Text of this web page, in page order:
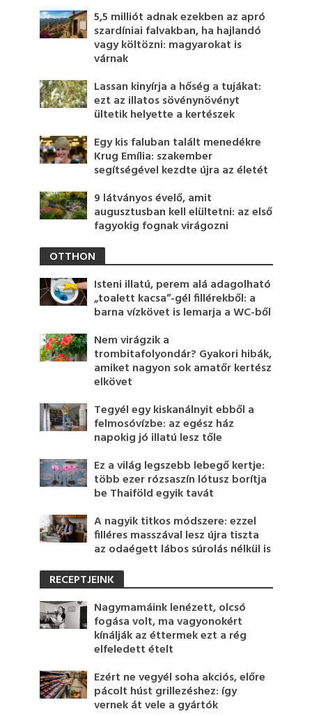
5,5 milliót adnak ezekben az apró
szardíniai falvakban, ha hajlandó
vagy költözni: magyarokat is
várnak
Lassan kinyírja a hőség a tujákat:
ezt az illatos sövénynövényt
ültetik helyette a kertészek
Egy kis faluban talált menedékre
Krug Emília: szakember
segítségével kezdte újra az életét
9 látványos évelő, amit
augusztusban kell elültetni: az első
fagyokig fognak virágozni
OTTHON
Isteni illatú, perem alá adagolható
„toalett kacsa”-gél fillérekből: a
barna vízkövet is lemarja a WC-ből
Nem virágzik a
trombitafolyondár? Gyakori hibák,
amiket nagyon sok amatőr kertész
elkövet
Tegyél egy kiskanálnyit ebből a
felmosóvízbe: az egész ház
napokig jó illatú lesz tőle
Ez a világ legszebb lebegő kertje:
több ezer rózsaszín lótusz borítja
be Thaiföld egyik tavát
A nagyik titkos módszere: ezzel
filléres masszával lesz újra tiszta
az odaégett lábos súrolás nélkül is
RECEPTJEINK
Nagymamáink lenézett, olcsó
fogása volt, ma vagyonokért
kínálják az éttermek ezt a rég
elfeledett ételt
Ezért ne vegyél soha akciós, előre
pácolt húst grillezéshez: így
vernek át vele a gyártók